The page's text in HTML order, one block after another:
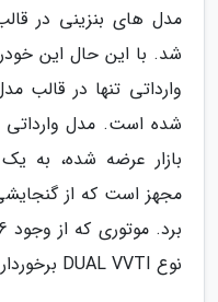
مدل های بنزینی در
شد. با این حال این
وارداتی تنها در قالب
شده است. مدل
بازار عرضه شده، به
نوع DUAL VVTI برخوردار است.